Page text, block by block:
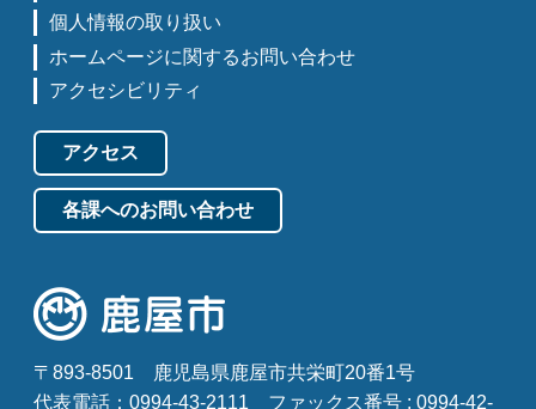
個人情報の取り扱い
ホームページに関するお問い合わせ
アクセシビリティ
アクセス
各課へのお問い合わせ
〒893-8501
鹿児島県鹿屋市共栄町20番1号
代表電話：0994-43-2111
ファックス番号 : 0994-42-